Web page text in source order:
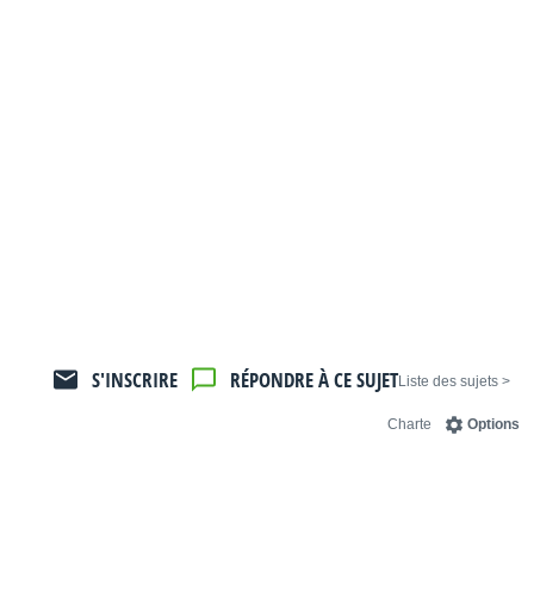
< Liste des sujets
RÉPONDRE À CE SUJET
S'INSCRIRE
Options
Charte